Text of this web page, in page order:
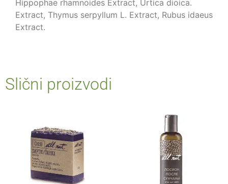
Hippophae rhamnoides Extract, Urtica dioica.
Extract, Thymus serpyllum L. Extract, Rubus idaeus
Extract.
Slični proizvodi